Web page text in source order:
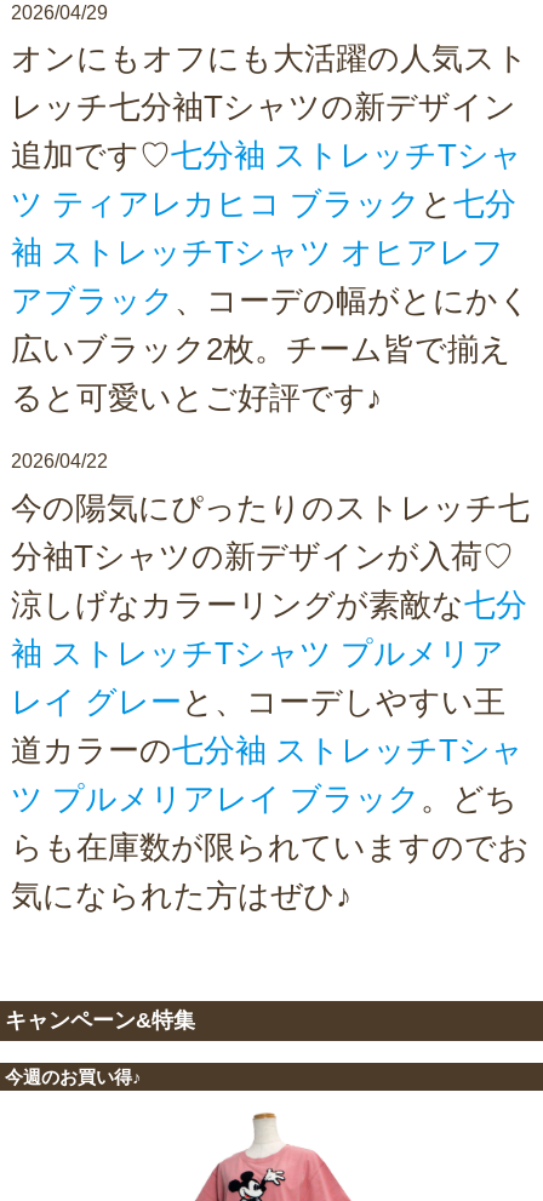
2026/04/29
オンにもオフにも大活躍の人気スト
レッチ七分袖Tシャツの新デザイン
追加です♡七分袖 ストレッチTシャ
ツ ティアレカヒコ ブラック と 七分
袖 ストレッチTシャツ オヒアレフ
アブラック 、コーデの幅がとにかく
広いブラック2枚。チーム皆で揃え
ると可愛いとご好評です♪
2026/04/22
今の陽気にぴったりのストレッチ七
分袖Tシャツの新デザインが入荷♡
涼しげなカラーリングが素敵な七分
袖 ストレッチTシャツ プルメリア
レイ グレー と、コーデしやすい王
道カラーの七分袖 ストレッチTシャ
ツ プルメリアレイ ブラック 。どち
らも在庫数が限られていますのでお
気になられた方はぜひ♪
キャンペーン&特集
今週のお買い得♪